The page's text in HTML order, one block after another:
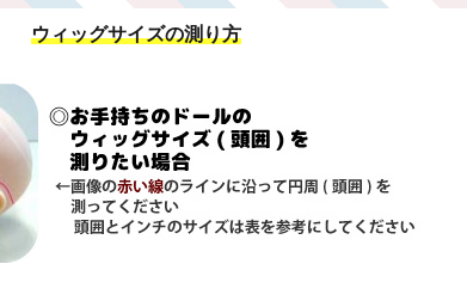
ウィッグサイズの測り方